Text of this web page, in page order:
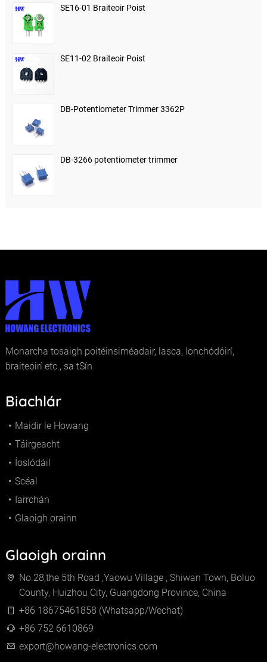
SE16-01 Braiteoir Poist
SE11-02 Braiteoir Poist
DB-Potentiometer Trimmer 3362P
DB-3266 potentiometer trimmer
Monarcha tosaigh poitéinsiméadair, lasca, Ionchódóirí,
braiteoirí etc., sa tSín
Biachlár
Maidir le Howang
Táirgeacht
Íoslódáil
Scéal
Iarrchán
Glaoigh orainn
Glaoigh orainn
No.28,the 5th Road ,Yaowu Village , Shiwan Town, Boluo
County, Huizhou City, Guangdong Province, China
+86 18675461858 (Whatsapp/Wechat)
+86 752 6610869
export@howang-electronics.com